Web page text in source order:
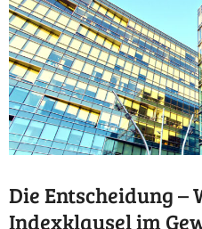
Die Entscheidung –
Indexklausel im